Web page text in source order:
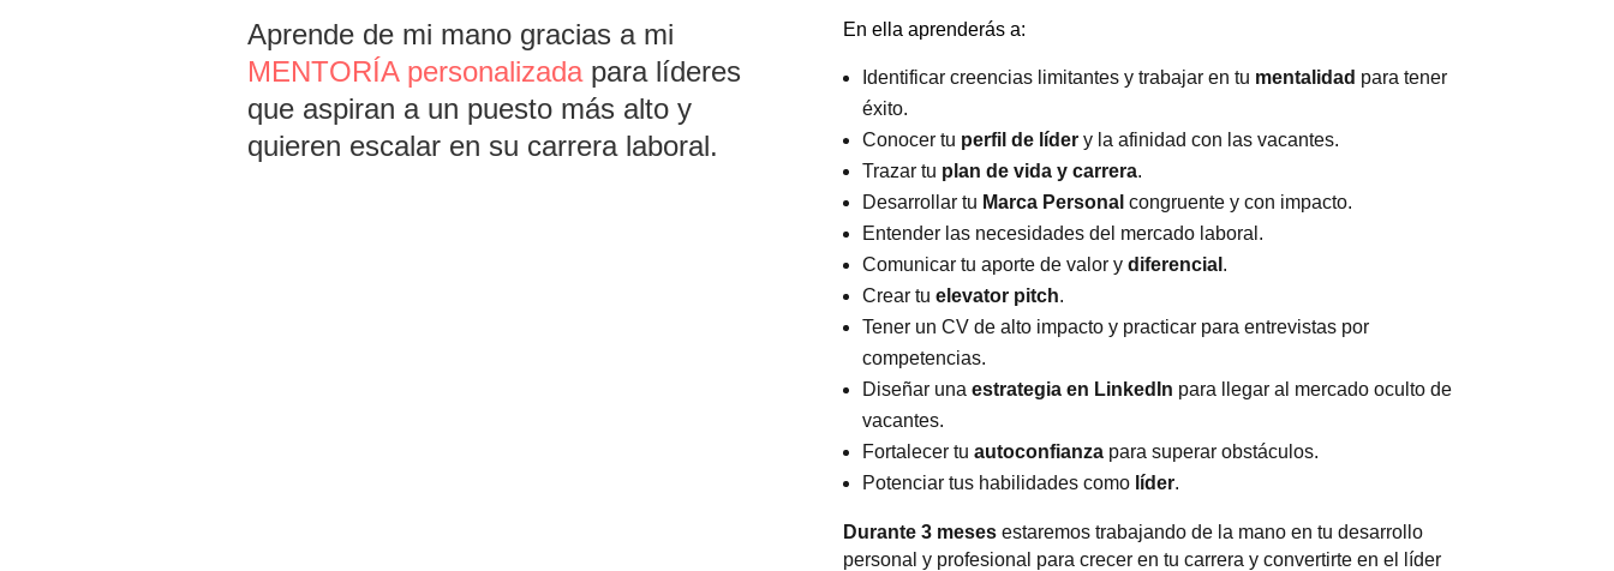
Aprende de mi mano gracias a mi
MENTORÍA personalizadapara líderes
que aspiran a un puesto más alto y
quieren escalar en su carrera laboral.
En ella aprenderás a:
Identificar creencias limitantes y trabajar en tu mentalidad para tener
éxito.
Conocer tu perfil de lídery la afinidad con las vacantes.
Trazar tu plan de vida y carrera.
Desarrollar tu Marca Personal congruente y con impacto.
Entender las necesidades del mercado laboral.
Comunicar tu aporte de valor y diferencial .
Crear tu elevator pitch.
Tener un CV de alto impacto y practicar para entrevistas por
competencias.
Diseñar una estrategia en LinkedIn para llegar al mercado oculto de
vacantes.
Fortalecer tu autoconfianza para superar obstáculos.
Potenciar tus habilidades como líder.
Durante 3 meses estaremos trabajando de la mano en tu desarrollo
personal y profesional para crecer en tu carrera y convertirte en el líder